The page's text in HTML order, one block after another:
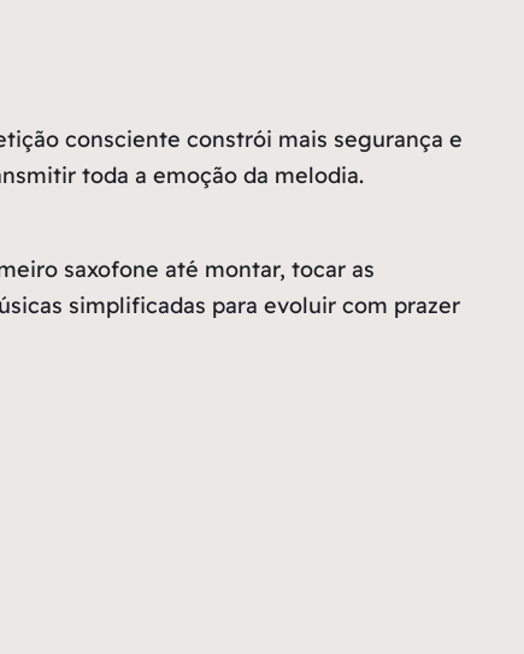
consciente constrói mais segurança e
toda a emoção da melodia.
saxofone até montar, tocar as
simplificadas para evoluir com prazer